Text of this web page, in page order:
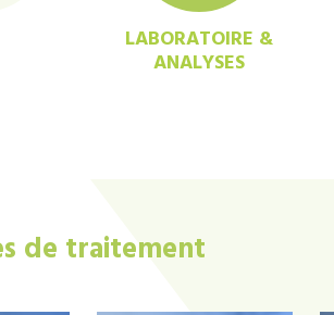
LABORATOIRE &
ANALYSES
de traitement